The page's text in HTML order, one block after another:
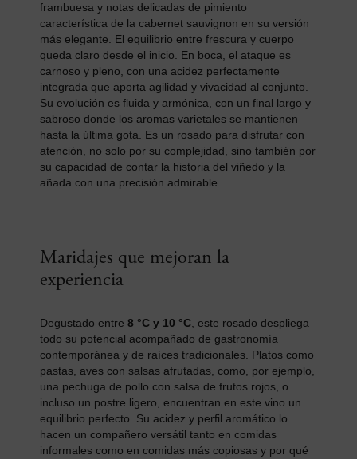
frambuesa y notas delicadas de pimiento
característica de la cabernet sauvignon en su versión
más elegante. El equilibrio entre frescura y cuerpo
queda claro desde el inicio. En boca, el ataque es
carnoso y pleno, con una acidez perfectamente
integrada que aporta agilidad y vivacidad al conjunto.
Su evolución es fluida y armónica, con un final largo y
sabroso donde los aromas varietales se mantienen
hasta la última gota. Es un rosado para disfrutar con
atención, no solo por su complejidad, sino también por
su capacidad de contar la historia del viñedo y la
añada con una precisión admirable.
Maridajes que mejoran la
experiencia
Degustado entre 8 °C y 10 °C, este rosado despliega
todo su potencial acompañado de gastronomía
contemporánea y de raíces tradicionales. Platos como
pastas, aves con salsas afrutadas, como, por ejemplo,
una pechuga de pollo con salsa de frutos rojos, o
incluso un postre ligero, encuentran en este vino un
equilibrio perfecto. Su acidez y perfil aromático lo
hacen un compañero versátil tanto en comidas
informales como en comidas más copiosas y por qué